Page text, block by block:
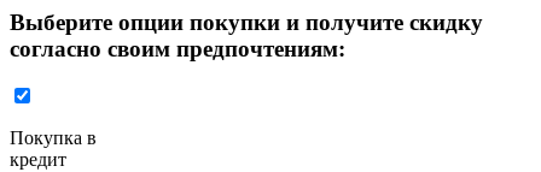
Выберите опции покупки и получите скидку
согласно своим предпочтениям:
Покупка в
кредит